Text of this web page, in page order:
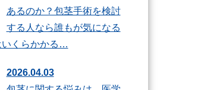
あるのか？包茎手術を検討
する人なら誰もが気になる
いくらかかる…
2026.04.03